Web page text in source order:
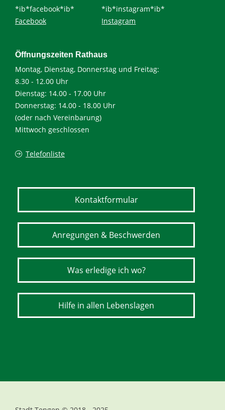
*ib*facebook*ib*
Facebook
*ib*instagram*ib*
Instagram
Öffnungszeiten Rathaus
Montag, Dienstag, Donnerstag und Freitag:
8.30 - 12.00 Uhr
Dienstag: 14.00 - 17.00 Uhr
Donnerstag: 14.00 - 18.00 Uhr
(oder nach Vereinbarung)
Mittwoch geschlossen
Telefonliste
Kontaktformular
Anregungen & Beschwerden
Was erledige ich wo?
Hilfe in allen Lebenslagen